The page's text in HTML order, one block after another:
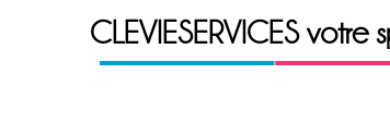
CLEVIESERVICES